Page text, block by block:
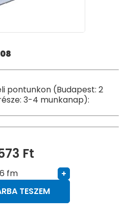
pontunkon (Budapest: 2
3-4 munkanap):
Ft
fm
+
TESZEM